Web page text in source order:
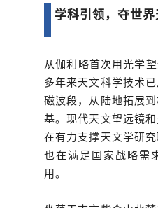
学科引领，夺世
从伽利略首次用光学
多年来天文科学技术
磁波段，从陆地拓展
基。现代天文望远镜和
在有力支撑天文学研究
也在满足国家战略需
用。